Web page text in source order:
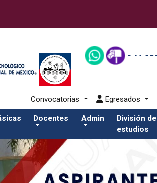
comando:
Convocatorias Egresados
Docentes Admin
División de
estudios